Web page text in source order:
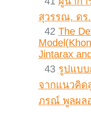
สุวรรณ, ดร
42 The
Jintarax
43 รูปแบบ
จากแนวคิด
ภรณ์ พูลผล